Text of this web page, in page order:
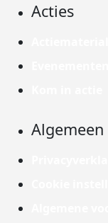
Acties
Algemeen